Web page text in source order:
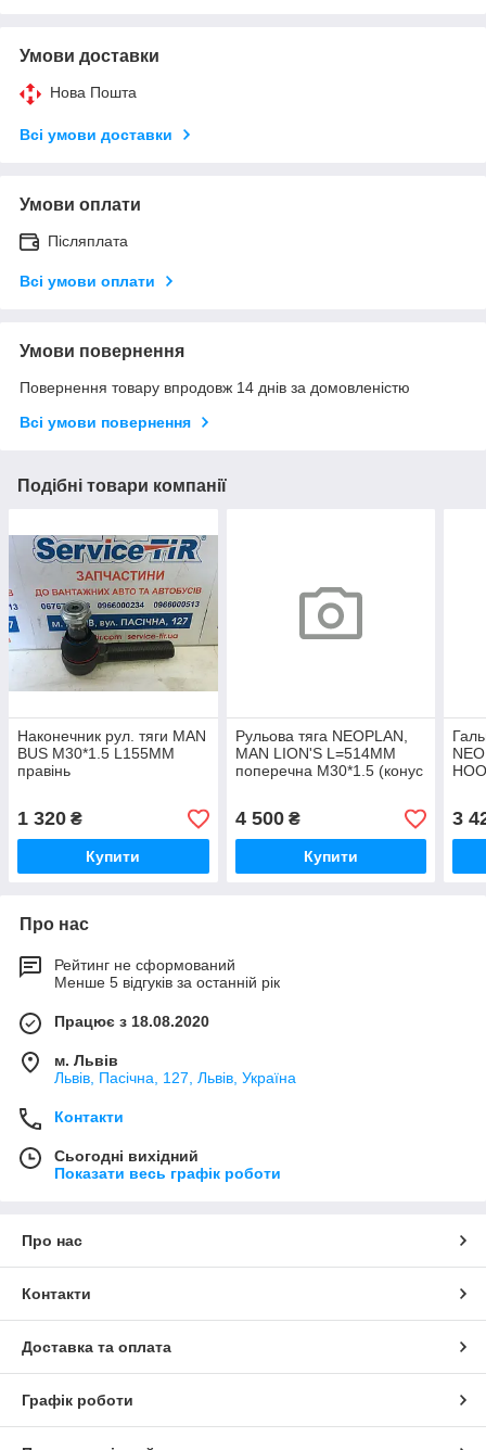
Умови доставки
Нова Пошта
Всі умови доставки
Умови оплати
Післяплата
Всі умови оплати
Умови повернення
Повернення товару впродовж 14 днів за домовленістю
Всі умови повернення
Подібні товари компанії
Наконечник рул. тяги MAN
BUS M30*1.5 L155MM
правінь
1 320 ₴
Купити
Рульова тяга NEOPLAN,
MAN LION'S L=514MM
поперечна М30*1.5 (конус
4 500₴
Купити
3
Про нас
Рейтинг не сформований
Менше 5 відгуків за останній рік
Працює з 18.08.2020
м. Львів
Львів, Пасічна, 127, Львів, Україна
Контакти
Сьогодні вихідний
Показати весь графік роботи
Про нас
Контакти
Доставка та оплата
Графік роботи